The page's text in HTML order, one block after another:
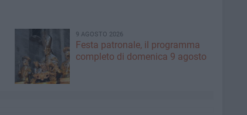
9 AGOSTO 2026
Festa patronale, il programma
completo di domenica 9 agosto